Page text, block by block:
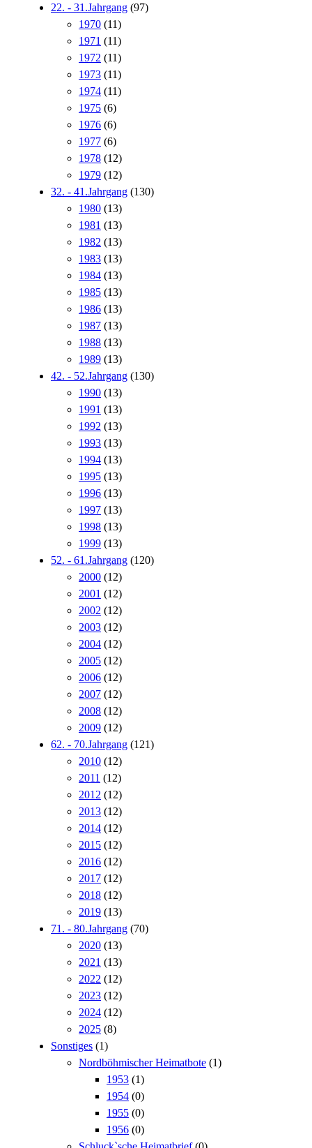
22. - 31.Jahrgang (97)
1970 (11)
1971 (11)
1972 (11)
1973 (11)
1974 (11)
1975 (6)
1976 (6)
1977 (6)
1978 (12)
1979 (12)
32. - 41.Jahrgang (130)
1980 (13)
1981 (13)
1982 (13)
1983 (13)
1984 (13)
1985 (13)
1986 (13)
1987 (13)
1988 (13)
1989 (13)
42. - 52.Jahrgang (130)
1990 (13)
1991 (13)
1992 (13)
1993 (13)
1994 (13)
1995 (13)
1996 (13)
1997 (13)
1998 (13)
1999 (13)
52. - 61.Jahrgang (120)
2000 (12)
2001 (12)
2002 (12)
2003 (12)
2004 (12)
2005 (12)
2006 (12)
2007 (12)
2008 (12)
2009 (12)
62. - 70.Jahrgang (121)
2010 (12)
2011 (12)
2012 (12)
2013 (12)
2014 (12)
2015 (12)
2016 (12)
2017 (12)
2018 (12)
2019 (13)
71. - 80.Jahrgang (70)
2020 (13)
2021 (13)
2022 (12)
2023 (12)
2024 (12)
2025 (8)
Sonstiges (1)
Nordböhmischer Heimatbote (1)
1953 (1)
1954 (0)
1955 (0)
1956 (0)